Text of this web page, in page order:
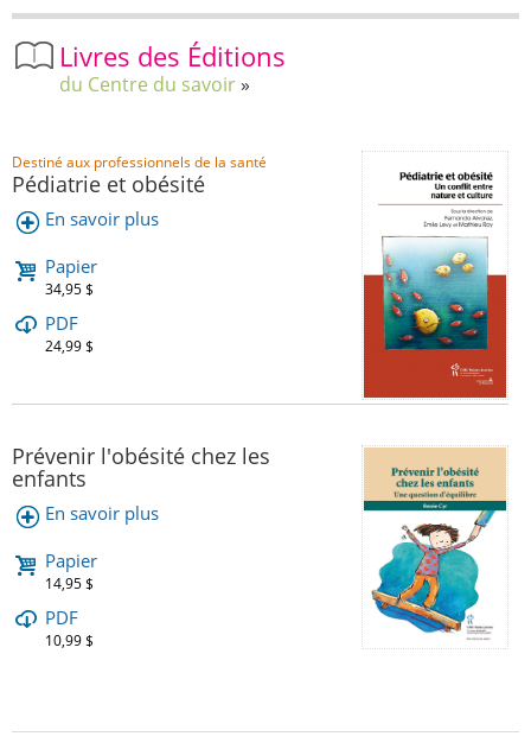
Livres des Éditions
du Centre du savoir
Destiné aux professionnels de la santé
Pédiatrie et obésité
En savoir plus
Papier
34,95 $
PDF
24,99 $
Prévenir l'obésité chez les
enfants
En savoir plus
Papier
14,95 $
PDF
10,99 $